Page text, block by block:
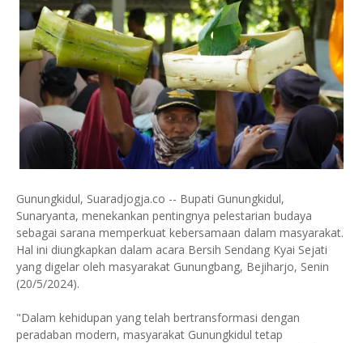
Gunungkidul, Suaradjogja.co -- Bupati Gunungkidul,
Sunaryanta, menekankan pentingnya pelestarian budaya
sebagai sarana memperkuat kebersamaan dalam masyarakat.
Hal ini diungkapkan dalam acara Bersih Sendang Kyai Sejati
yang digelar oleh masyarakat Gunungbang, Bejiharjo, Senin
(20/5/2024).
"Dalam kehidupan yang telah bertransformasi dengan
peradaban modern, masyarakat Gunungkidul tetap